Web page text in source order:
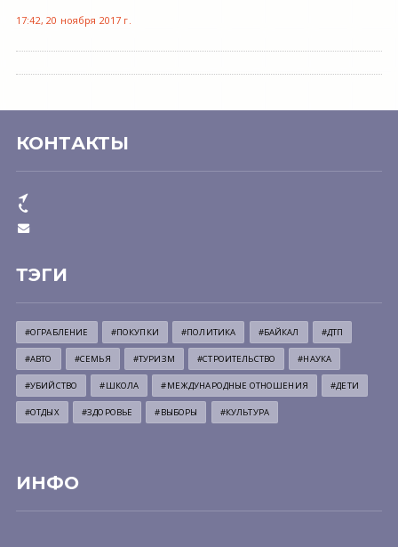
17:42, 20 ноября 2017 г.
КОНТАКТЫ
ТЭГИ
#ОГРАБЛЕНИЕ #ПОКУПКИ #ПОЛИТИКА #БАЙКАЛ #ДТП
#АВТО #СЕМЬЯ #ТУРИЗМ #СТРОИТЕЛЬСТВО #НАУКА
#УБИЙСТВО #ШКОЛА #МЕЖДУНАРОДНЫЕ ОТНОШЕНИЯ #ДЕТИ
#ОТДЫХ #ЗДОРОВЬЕ #ВЫБОРЫ #КУЛЬТУРА
ИНФО